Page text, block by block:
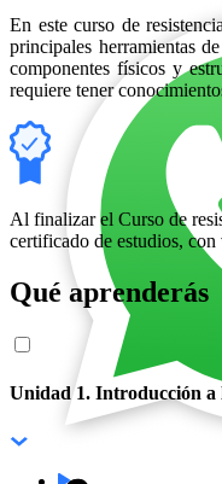
En este curso de
principales herramientas
componentes físicos y
requiere tener
Al finalizar el Curso de
certificado de estudios,
Qué aprenderás
Unidad 1. Introducción a